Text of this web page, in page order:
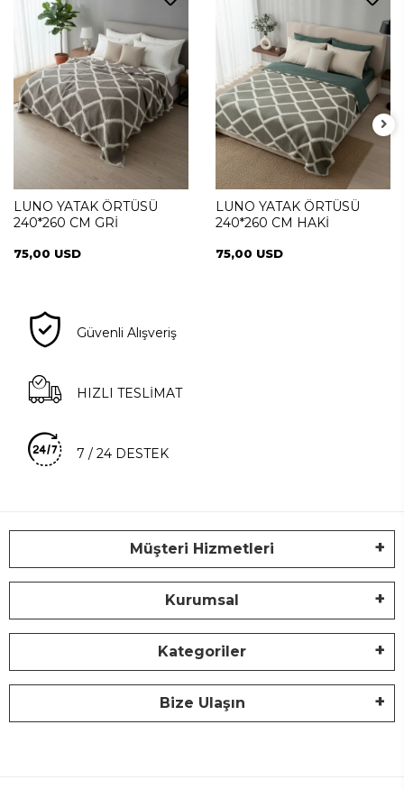
LUNO YATAK ÖRTÜSÜ
240*260 CM GRİ
75,00 USD
LUNO YATAK ÖRTÜSÜ
240*260 CM HAKİ
75,00 USD
Güvenli Alışveriş
HIZLI TESLİMAT
7 / 24 DESTEK
Müşteri Hizmetleri
Kurumsal
Kategoriler
Bize Ulaşın